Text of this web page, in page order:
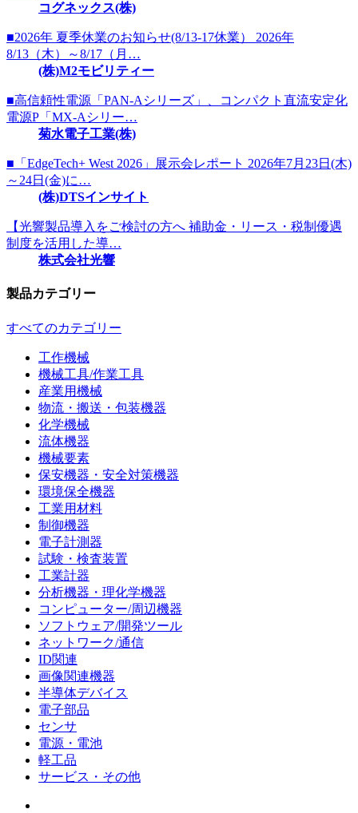
コグネックス(株)
■2026年 夏季休業のお知らせ(8/13-17休業） 2026年
8/13（木）～8/17（月…
(株)M2モビリティー
■高信頼性電源「PAN-Aシリーズ」、コンパクト直流安定化
電源P「MX-Aシリー…
菊水電子工業(株)
■「EdgeTech+ West 2026」展示会レポート 2026年7月23日(木)
～24日(金)に…
(株)DTSインサイト
【光響製品導入をご検討の方へ 補助金・リース・税制優遇
制度を活用した導…
株式会社光響
製品カテゴリー
すべてのカテゴリー
工作機械
機械工具/作業工具
産業用機械
物流・搬送・包装機器
化学機械
流体機器
機械要素
保安機器・安全対策機器
環境保全機器
工業用材料
制御機器
電子計測器
試験・検査装置
工業計器
分析機器・理化学機器
コンピューター/周辺機器
ソフトウェア/開発ツール
ネットワーク/通信
ID関連
画像関連機器
半導体デバイス
電子部品
センサ
電源・電池
軽工品
サービス・その他